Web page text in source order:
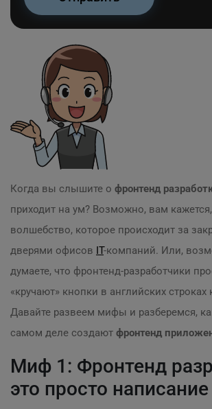
Когда вы слышите о фронтенд
приходит на ум? Возможно, вам кажется,
волшебство, которое происходит за
дверями офисов IT-компаний. Или,
думаете, что фронтенд-разработчики
«кручают» кнопки в английских строках
Давайте развеем мифы и разберемся,
самом деле создают фронтенд
Миф 1: Фронтенд
это просто